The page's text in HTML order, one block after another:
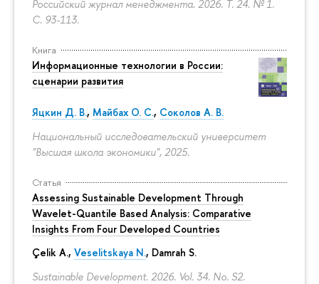
Российский журнал менеджмента. 2026. Т. 24. № 1.
С. 93-113.
Книга
Информационные технологии в России:
сценарии развития
Яцкин Д. В., Майбах О. С., Соколов А. В.
Национальный исследовательский университет
"Высшая школа экономики", 2025.
Статья
Assessing Sustainable Development Through
Wavelet-Quantile Based Analysis: Comparative
Insights From Four Developed Countries
Çelik A., Veselitskaya N., Damrah S.
Sustainable Development. 2026. Vol. 34. No. S2.